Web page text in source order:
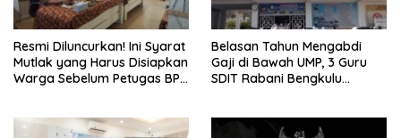
Resmi Diluncurkan! Ini Syarat
Mutlak yang Harus Disiapkan
Warga Sebelum Petugas BPN
Belasan Tahun Mengabdi
Gaji di Bawah UMP, 3 Guru
SDIT Rabani Bengkulu